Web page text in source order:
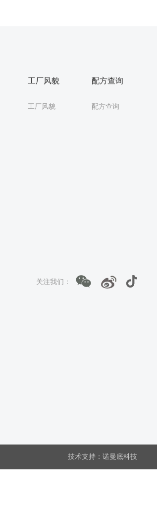
工厂风貌
工厂风貌
配方查询
配方查询
关注我们：
技术支持： 诺曼底科技